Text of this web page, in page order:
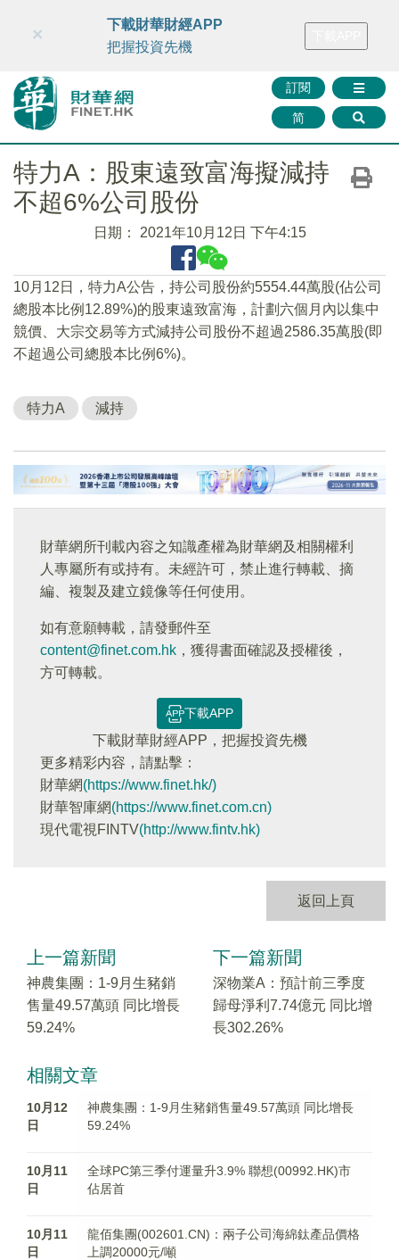
財華智庫網 FINTV FINMETA 財華證券 媒體矩陣
訂閱
简
×
下載財華財經APP
把握投資先機
特力A：股東遠致富海擬減持
不超6%公司股份
日期： 2021年10月12日 下午4:15
10月12日，特力A公告，持公司股份約5554.44萬股(佔公司
總股本比例12.89%)的股東遠致富海，計劃六個月內以集中
競價、大宗交易等方式減持公司股份不超過2586.35萬股(即
不超過公司總股本比例6%)。
特力A 減持
財華網所刊載內容之知識產權為財華網及相關權利
人專屬所有或持有。未經許可，禁止進行轉載、摘
編、複製及建立鏡像等任何使用。
如有意願轉載，請發郵件至
content@finet.com.hk ，獲得書面確認及授權後，
方可轉載。
下載APP
下載財華財經APP，把握投資先機
更多精彩内容，請點擊：
財華網(https://www.finet.hk/)
財華智庫網(https://www.finet.com.cn)
現代電視FINTV(http://www.fintv.hk)
返回上頁
上一篇新聞
神農集團：1-9月生豬銷
售量49.57萬頭 同比增長
59.24%
下一篇新聞
深物業A：預計前三季度
歸母淨利7.74億元 同比增
長302.26%
相關文章
10月12
日
神農集團：1-9月生豬銷售量49.57萬頭 同比增長
59.24%
10月11
日
全球PC第三季付運量升3.9% 聯想(00992.HK)市
佔居首
10月11
日
龍佰集團(002601.CN)：兩子公司海綿鈦產品價格
上調20000元/噸